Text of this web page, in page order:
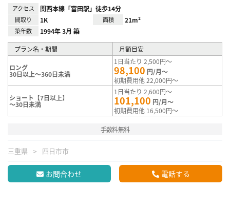
アクセス 関西本線「富田駅」徒歩14分
間取り 1K 面積 21m²
築年数 1994年 3月 築
プラン名・期間 月額目安
ロング
30日以上～360日未満
1日当たり 2,500円～
98,100 円/月～
初期費用他 22,000円～
ショート【7日以上】
～30日未満
1日当たり 2,600円～
101,100 円/月～
初期費用他 16,500円～
手数料無料
三重県 四日市市
お問合わせ 電話する